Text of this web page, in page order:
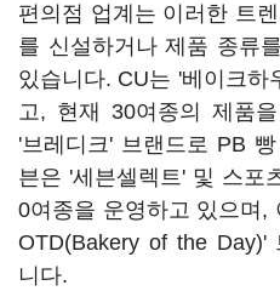
편의점 업계는 이러한 트
를 신설하거나 제품 종류
있습니다. CU는 '베이크하
고, 현재 30여종의 제품
'브레디크' 브랜드로 PB
븐은 '세븐셀렉트' 및 스포
0여종을 운영하고 있으며,
OTD(Bakery of the Day)'
니다.